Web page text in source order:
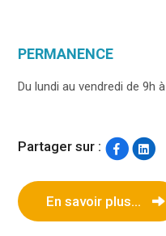
PERMANENCE
Du lundi au vendredi de 9h
Partager sur :
En savoir plus...